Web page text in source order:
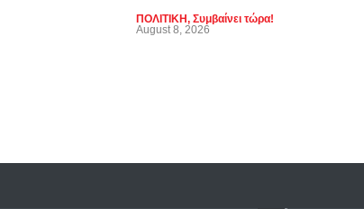
ΠΟΛΙΤΙΚΗ, Συμβαίνει τώρα!
August 8, 2026